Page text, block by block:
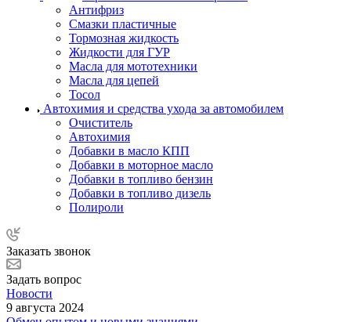
Антифриз
Смазки пластичные
Тормозная жидкость
Жидкости для ГУР
Масла для мототехники
Масла для цепей
Тосол
Автохимия и средства ухода за автомобилем
Очиститель
Автохимия
Добавки в масло КПП
Добавки в моторное масло
Добавки в топливо бензин
Добавки в топливо дизель
Полироли
Заказать звонок
Задать вопрос
Новости
9 августа 2024